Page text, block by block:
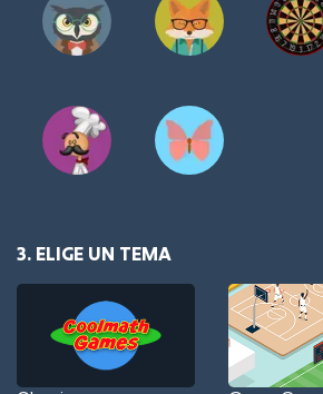
3. ELIGE UN TEMA